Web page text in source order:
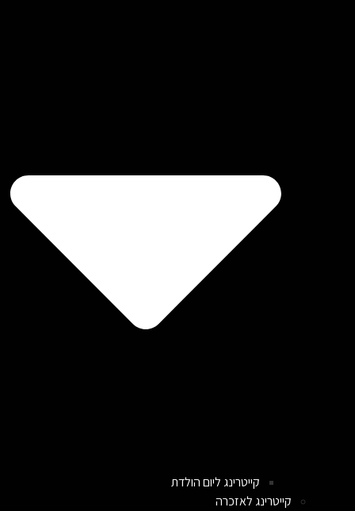
קייטרינג ליום הולדת
קייטרינג לאזכרה